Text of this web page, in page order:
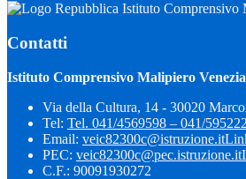
Istituto Comprensivo
Contatti
Istituto Comprensivo Malipiero Venezia
Via della Cultura, 14 - 30020
Tel: Tel. 041/4569598 – 041/
Email: veic82300c@istruzione.it
PEC: veic82300c@pec.istruzione.it
C.F.: 90091930272